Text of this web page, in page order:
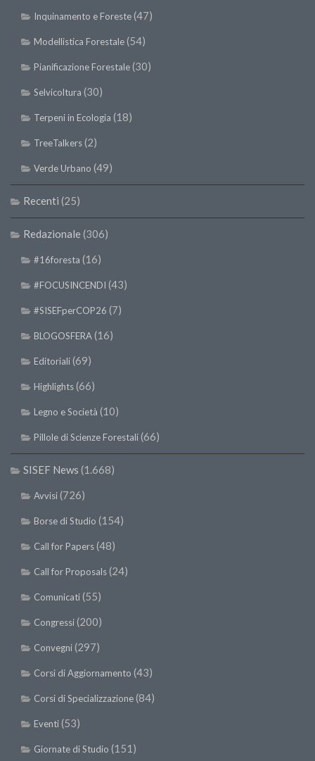
Inquinamento e Foreste(47)
Modellistica Forestale(54)
Pianificazione Forestale(30)
Selvicoltura (30)
Terpeni in Ecologia (18)
TreeTalkers(2)
Verde Urbano (49)
Recenti (25)
Redazionale (306)
#16foresta (16)
#FOCUSINCENDI (43)
#SISEFperCOP26 (7)
BLOGOSFERA(16)
Editoriali(69)
Highlights(66)
Legno e Società (10)
Pillole di Scienze Forestali(66)
SISEF News (1.668)
Avvisi(726)
Borse di Studio (154)
Call for Papers(48)
Call for Proposals(24)
Comunicati(55)
Congressi(200)
Convegni(297)
Corsi di Aggiornamento (43)
Corsi di Specializzazione(84)
Eventi(53)
Giornate di Studio (151)